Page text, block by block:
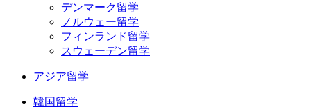
デンマーク留学
ノルウェー留学
フィンランド留学
スウェーデン留学
アジア留学
韓国留学